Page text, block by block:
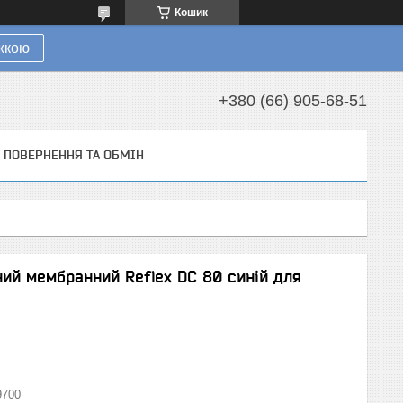
Кошик
+380 (66) 905-68-51
ПОВЕРНЕННЯ ТА ОБМІН
мембранний Reflex DC 80 синій для